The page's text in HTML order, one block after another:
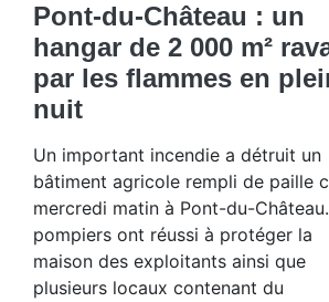
Pont-du-Château : un
hangar de 2 000 m²
par les flammes en
nuit
Un important incendie a détruit un
bâtiment agricole rempli de paille
mercredi matin à Pont-du-
pompiers ont réussi à protéger la
maison des exploitants ainsi que
plusieurs locaux contenant du